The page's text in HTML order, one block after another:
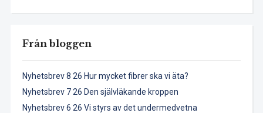
Från bloggen
Nyhetsbrev 8 26 Hur mycket fibrer ska vi äta?
Nyhetsbrev 7 26 Den självläkande kroppen
Nyhetsbrev 6 26 Vi styrs av det undermedvetna